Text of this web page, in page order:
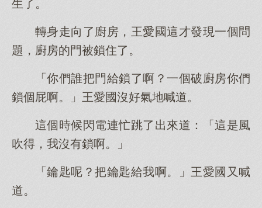
生了。
轉身走向了廚房，王愛國這才發現一個問
題，廚房的門被鎖住了。
「你們誰把門給鎖了啊？一個破廚房你們
鎖個屁啊。」王愛國沒好氣地喊道。
這個時候閃電連忙跳了出來道：「這是風
吹得，我沒有鎖啊。」
「鑰匙呢？把鑰匙給我啊。」王愛國又喊
道。